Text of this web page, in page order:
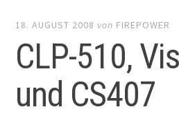
18. AUGUST 2008 von FIREPOWER
CLP-510,
und CS407